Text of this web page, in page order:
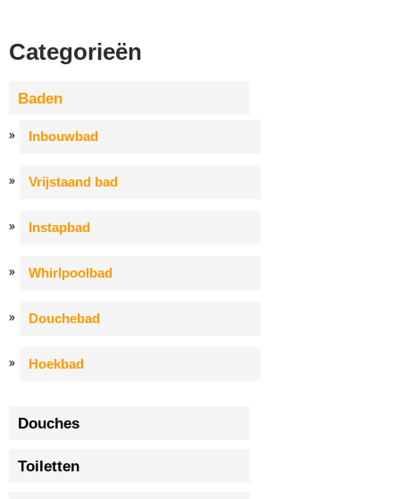
Categorieën
Baden
Inbouwbad
Vrijstaand bad
Instapbad
Whirlpoolbad
Douchebad
Hoekbad
Douches
Toiletten